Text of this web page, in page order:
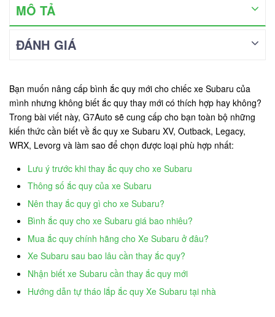
MÔ TẢ
ĐÁNH GIÁ
Bạn muốn nâng cấp bình ắc quy mới cho chiếc xe Subaru của
mình nhưng không biết ắc quy thay mới có thích hợp hay không?
Trong bài viết này, G7Auto sẽ cung cấp cho bạn toàn bộ những
kiến thức cần biết về ắc quy xe Subaru XV, Outback, Legacy,
WRX, Levorg và làm sao để chọn được loại phù hợp nhất:
Lưu ý trước khi thay ắc quy cho xe Subaru
Thông số ắc quy của xe Subaru
Nên thay ắc quy gì cho xe Subaru?
Bình ắc quy cho xe Subaru giá bao nhiêu?
Mua ắc quy chính hãng cho Xe Subaru ở đâu?
Xe Subaru sau bao lâu cần thay ắc quy?
Nhận biết xe Subaru cần thay ắc quy mới
Hướng dẫn tự tháo lắp ắc quy Xe Subaru tại nhà